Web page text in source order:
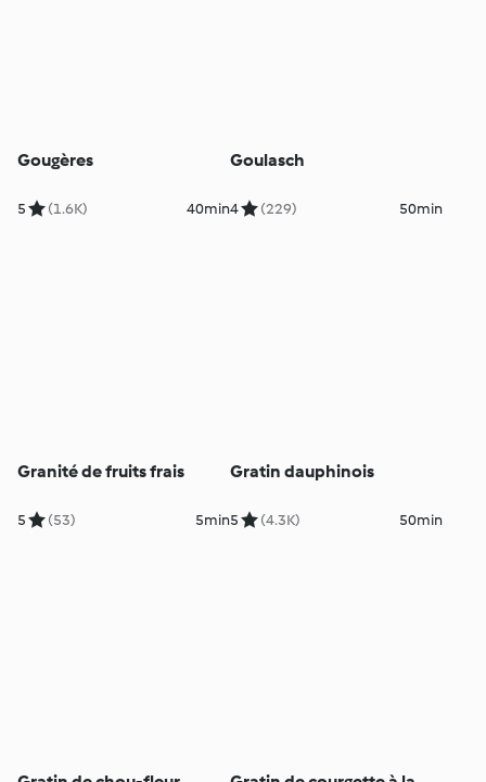
Gougères
5 (1.6K) 40min
Goulasch
4 (229) 50min
Granité de fruits frais
5 (53) 5min
Gratin dauphinois
5 (4.3K) 50min